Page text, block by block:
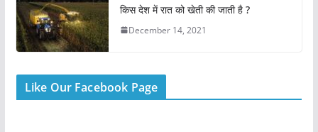
किस देश में रात को खेती की जाती है ?
December 14, 2021
Like Our Facebook Page